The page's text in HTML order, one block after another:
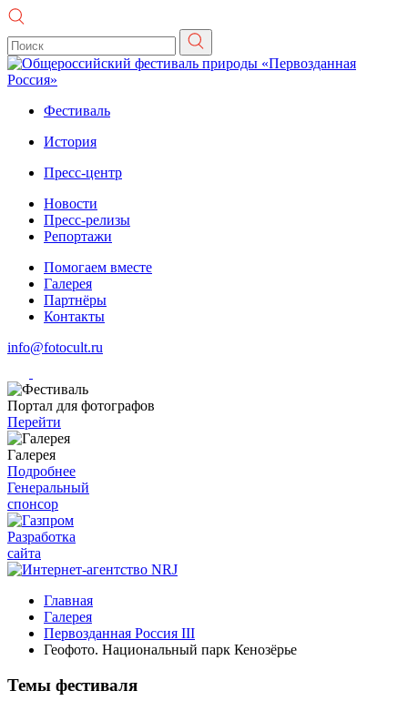
Фестиваль
История
Пресс-центр
Новости
Пресс-релизы
Репортажи
Помогаем вместе
Галерея
Партнёры
Контакты
info@fotocult.ru
Портал для фотографов
Перейти
Галерея
Подробнее
Генеральный
спонсор
Разработка
сайта
Главная
Галерея
Первозданная Россия III
Геофото. Национальный парк Кенозёрье
Темы фестиваля